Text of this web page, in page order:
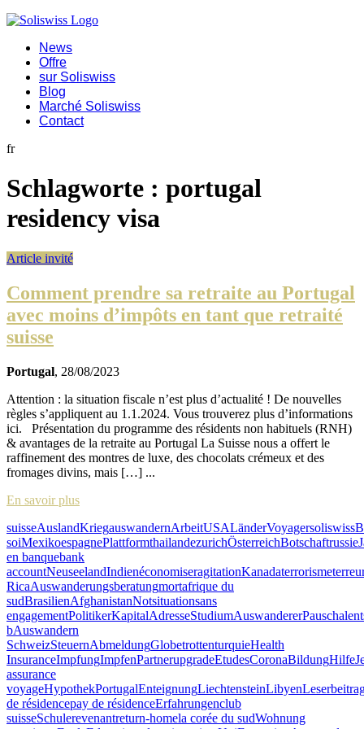
News
Offre
sur Soliswiss
Blog
Marché Soliswiss
Contact
fr
Schlagworte : portugal
residency visa
Article invité
Comment prendre sa retraite au Portugal
avec moins d’impôts en tant que retraité
suisse
Portugal, 28/08/2023
Attention : la situation fiscale n’est plus d’actualité ! De nouvelles
règles s’appliquent au 1.1.2024. Vous trouverez plus d’informations
ici. Présentation du programme des résidents non habituels (RNH)
& avantages de la retraite au Portugal La Suisse nous a offert le
raffinement des montres de luxe, des chocolats crémeux et des
fromages divins, mais […] ...
En savoir plus
suisseAuslandKriegauswandernArbeitUSALänderVoyagersoliswiss
soiMexikoespagnePlattformthailandezurichÖsterreichBotschaftrussie
en banquebank
accountNeuseelandIndienéconomiseragitationKanadaterrorisme
RicaAuswanderungsberatungmortafrique du
sudBrasilienAfghanistanNotsituationsans
engagementPolitikerKapitalAdresseStudiumAuswanderer
bAuswandern
SchweizSteuernAbmeldungGlobetrottenturquieHealth
InsuranceImpfungImpfenPartnerupgradeEtudesCoronaBildungHilfe
assurance
voyageHypothekPortugalEnteignungLiechtensteinLibyen
de résidencepay de résidenceErfahrungenclub
suisseSchulerevenantreturn-homela corée du sudWohnung